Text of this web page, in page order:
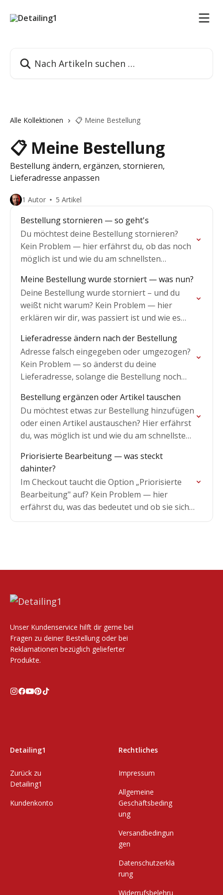
Alle Kollektionen 📋 Meine Bestellung
📋 Meine Bestellung
Bestellung ändern, ergänzen, stornieren,
Lieferadresse anpassen
1 Autor 5 Artikel
Bestellung stornieren — so geht's
Du möchtest deine Bestellung stornieren?
Kein Problem — hier erfährst du, ob das noch
möglich ist und wie du am schnellsten
Meine Bestellung wurde storniert — was nun?
Deine Bestellung wurde storniert – und du
weißt nicht warum? Kein Problem — hier
erklären wir dir, was passiert ist und wie es
Lieferadresse ändern nach der Bestellung
Adresse falsch eingegeben oder umgezogen?
Kein Problem — so änderst du deine
Lieferadresse, solange die Bestellung noch
Bestellung ergänzen oder Artikel tauschen
Du möchtest etwas zur Bestellung hinzufügen
oder einen Artikel austauschen? Hier erfährst
du, was möglich ist und wie du am schnellsten
Priorisierte Bearbeitung — was steckt
dahinter?
Im Checkout taucht die Option „Priorisierte
Bearbeitung" auf? Kein Problem — hier
erfährst du, was das bedeutet und ob sie sich
für dich lohnt.
Unser Kundenservice hilft dir gerne bei
Fragen zu deiner Bestellung oder bei
Reklamationen bezüglich gelieferter
Produkte.
Detailing1
Zurück zu
Detailing1
Kundenkonto
Rechtliches
Impressum
Allgemeine
Geschäftsbeding
ung
Versandbedingun
gen
Datenschutzerklä
rung
Widerrufsbelehru